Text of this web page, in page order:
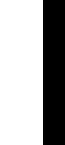
محاكيات
لديكم
العمليات